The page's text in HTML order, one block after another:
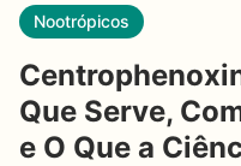
Nootrópicos
Que Serve,
e O Que a